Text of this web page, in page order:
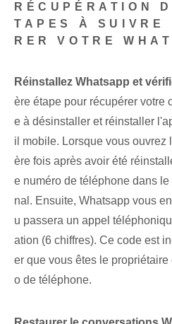
RÉCUPÉRATION
TAPES À SUIVRE
RER VOTRE
Réinstallez ⁤Whatsapp et
ère étape pour récupérer votre
e à désinstaller et réinstaller
il mobile. ⁤Lorsque vous ouvrez
ère fois après avoir été
e numéro de téléphone dans
nal.​ Ensuite, Whatsapp vous
u passera un appel
ation (6 chiffres). Ce code est
er que vous êtes le
o de téléphone.